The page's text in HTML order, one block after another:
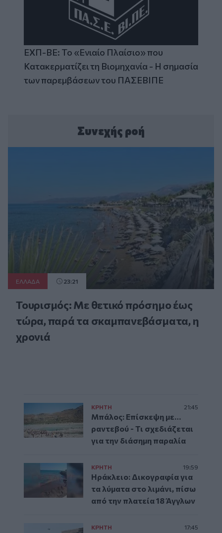
ΕΧΠ-ΒΕ: Το «Ενιαίο Πλαίσιο» που
Κατακερματίζει τη Βιομηχανία - Η σημασία
των παρεμβάσεων του ΠΑΣΕΒΙΠΕ
Συνεχής ροή
ΕΛΛAΔΑ 23:21
Τουρισμός: Με θετικό πρόσημο έως
τώρα, παρά τα σκαμπανεβάσματα, η
χρονιά
ΚΡΗΤΗ 21:45
Μπάλος: Επίσκεψη με…
ραντεβού - Τι σχεδιάζεται
για την διάσημη παραλία
ΚΡΗΤΗ 19:59
Ηράκλειο: Δικογραφία για
τα λύματα στο λιμάνι, πίσω
από την πλατεία 18 Άγγλων
ΚΡΗΤΗ 17:45